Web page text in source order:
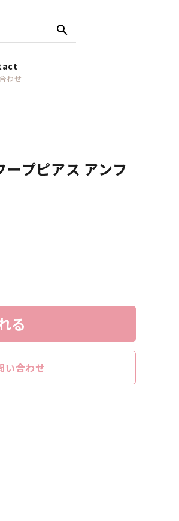
search
わせ
ープピアス アンフ
る
い合わせ